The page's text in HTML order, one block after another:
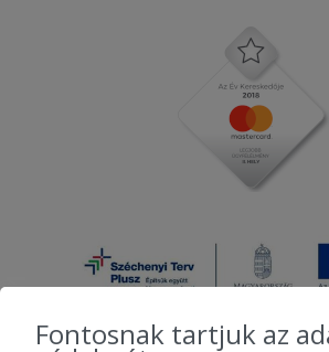
Fontosnak tartjuk az